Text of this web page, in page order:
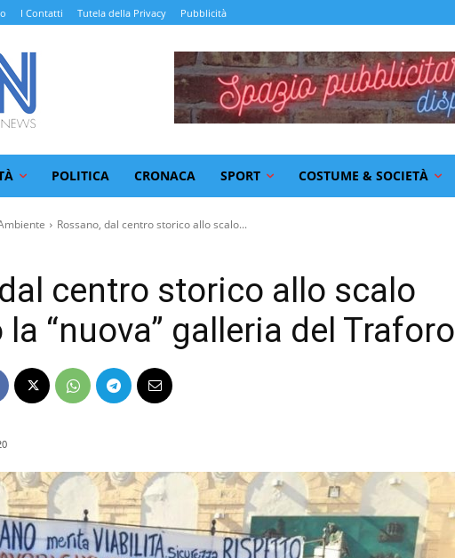
I Contatti Tutela della Privacy Pubblicità
POLITICA CRONACA SPORT COSTUME & SOCIETÀ
Rossano, dal centro storico allo scalo...
centro storico allo scalo
“nuova” galleria del Traforo